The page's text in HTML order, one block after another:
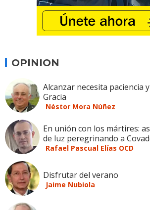
OPINION
Alcanzar necesita paciencia
Gracia
Néstor Mora Núñez
En unión con los mártires:
de luz peregrinando a
Rafael Pascual Elías OCD
Disfrutar del verano
Jaime Nubiola